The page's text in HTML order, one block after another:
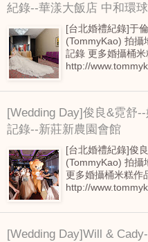
紀錄--華漾大飯店 中和環球
[台北婚禮紀錄]于
(TommyKao) 拍攝
記錄 更多婚攝桶米
http://
[Wedding Day]俊良&霓舒
記錄--新莊新農園會館
[台北婚禮紀錄]俊
(TommyKao) 拍攝
更多婚攝桶米糕作
http://
[Wedding Day]Will &